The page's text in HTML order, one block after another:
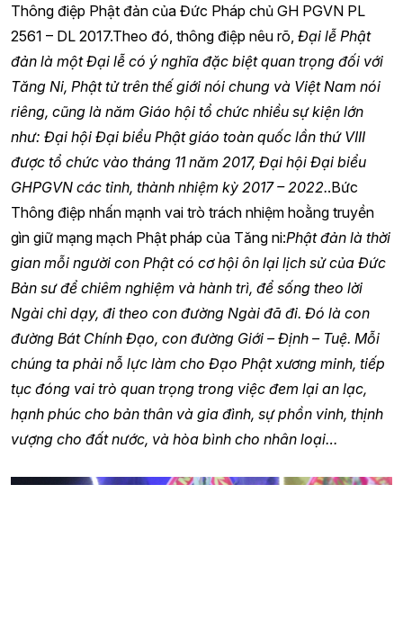
Thông điệp Phật đản của Đức Pháp chủ GH PGVN PL
2561 – DL 2017.Theo đó, thông điệp nêu rõ, Đại lễ Phật
đản là một Đại lễ có ý nghĩa đặc biệt quan trọng đối với
Tăng Ni, Phật tử trên thế giới nói chung và Việt Nam nói
riêng, cũng là năm Giáo hội tổ chức nhiều sự kiện lớn
như: Đại hội Đại biểu Phật giáo toàn quốc lần thứ VIII
được tổ chức vào tháng 11 năm 2017, Đại hội Đại biểu
GHPGVN các tỉnh, thành nhiệm kỳ 2017 – 2022..Bức
Thông điệp nhấn mạnh vai trò trách nhiệm hoằng truyền
gìn giữ mạng mạch Phật pháp của Tăng ni:Phật đản là thời
gian mỗi người con Phật có cơ hội ôn lại lịch sử của Đức
Bản sư để chiêm nghiệm và hành trì, để sống theo lời
Ngài chỉ dạy, đi theo con đường Ngài đã đi. Đó là con
đường Bát Chính Đạo, con đường Giới – Định – Tuệ. Mỗi
chúng ta phải nỗ lực làm cho Đạo Phật xương minh, tiếp
tục đóng vai trò quan trọng trong việc đem lại an lạc,
hạnh phúc cho bản thân và gia đình, sự phồn vinh, thịnh
vượng cho đất nước, và hòa bình cho nhân loại…